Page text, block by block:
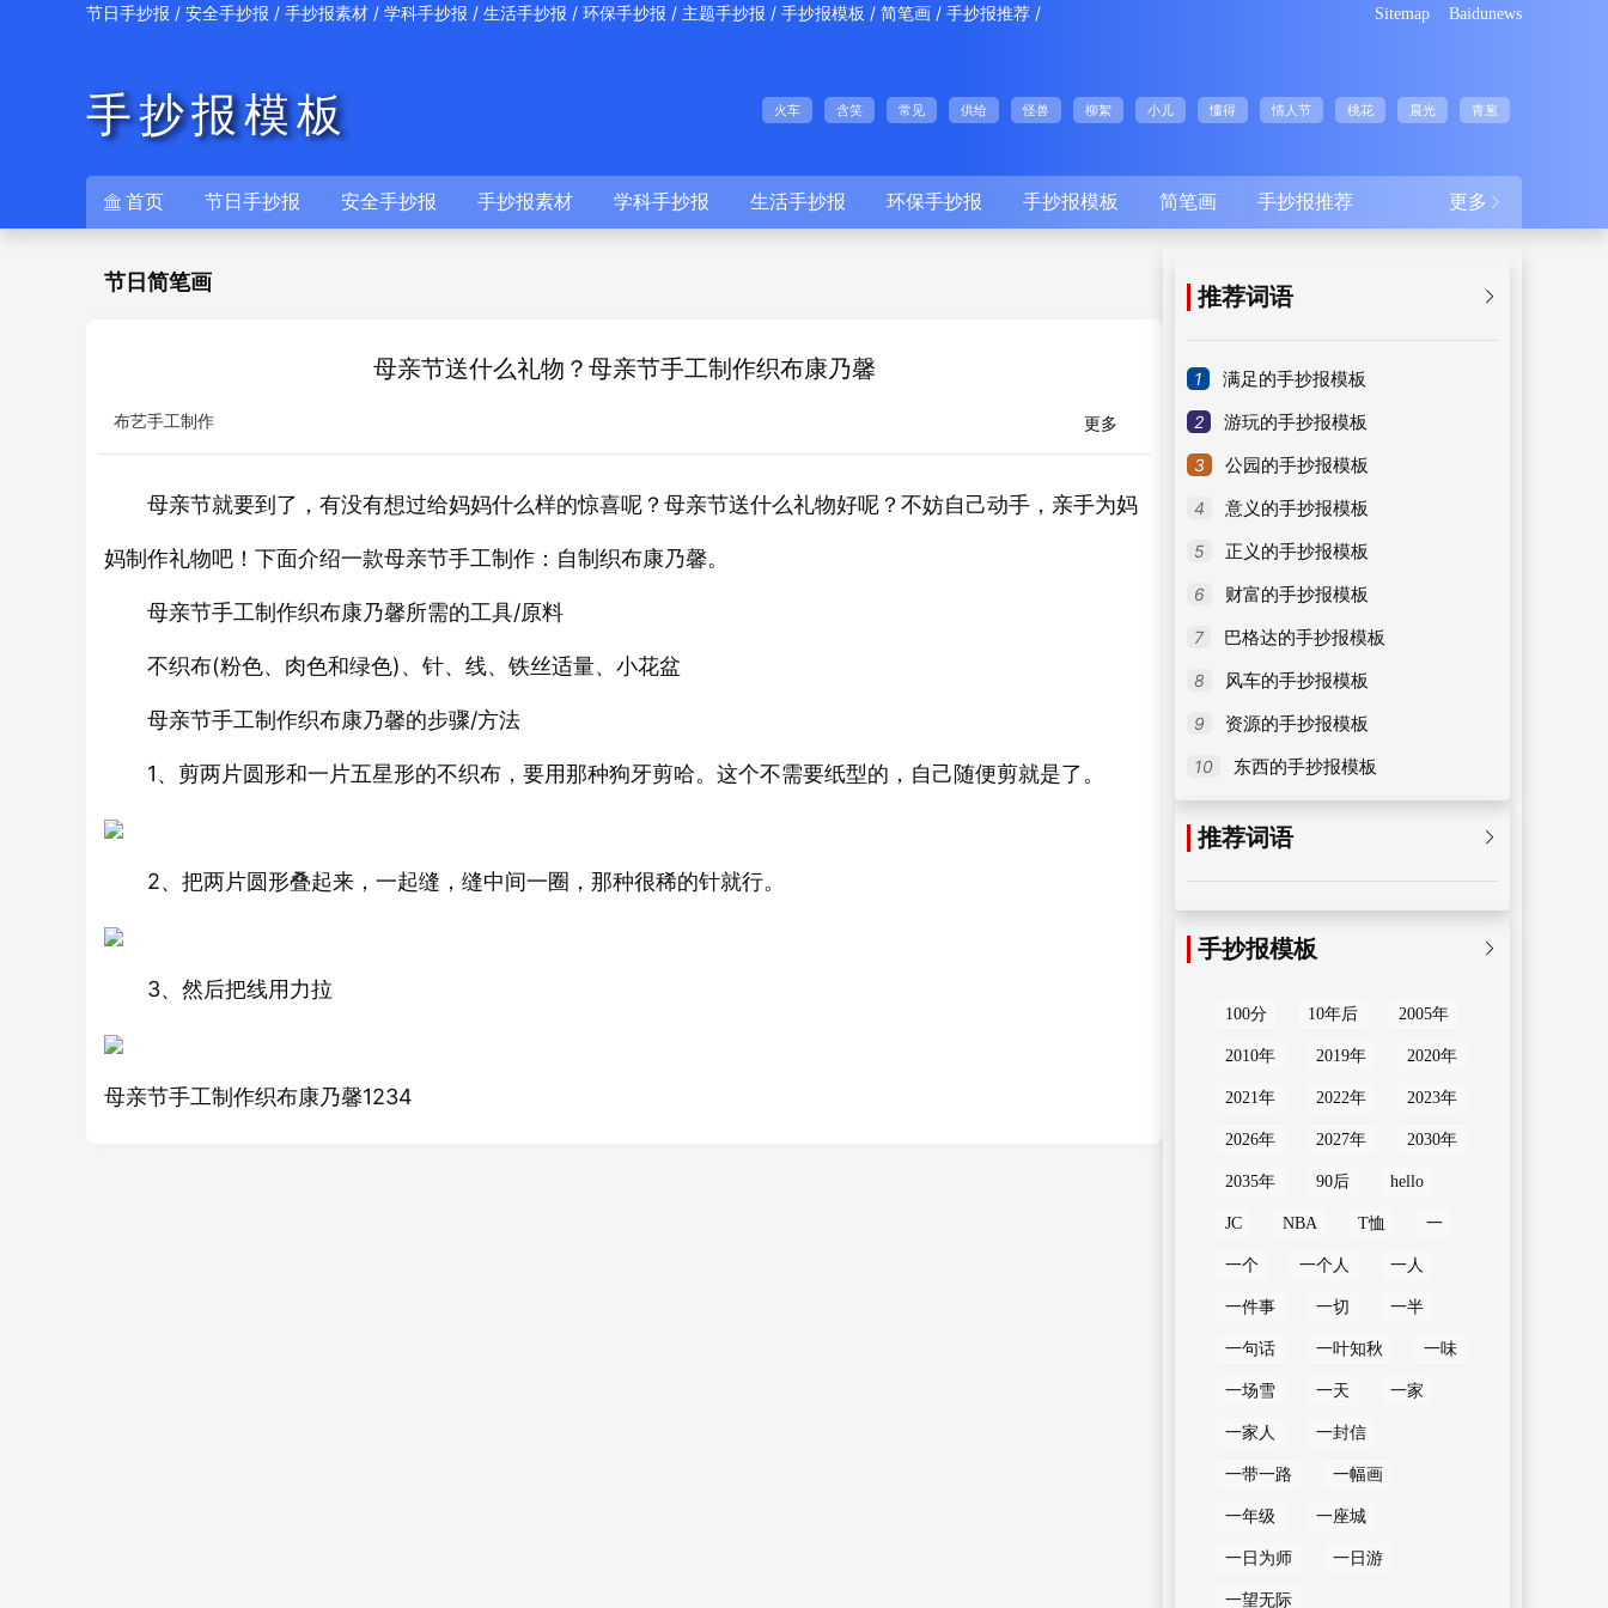
节日手抄报 / 安全手抄报 / 手抄报素材 / 学科手抄报 / 生活手抄报 / 环保手抄报 / 主题手抄报 / 手抄报模板 / 简笔画 / 手抄报推荐 / Sitemap Baidunews
手抄报模板 火车 含笑 常见 供给 怪兽 柳絮 小儿 懂得 情人节 桃花 晨光 青葱
更多 
 首页 节日手抄报 安全手抄报 手抄报素材 学科手抄报 生活手抄报 环保手抄报 手抄报模板 简笔画 手抄报推荐
节日简笔画
母亲节送什么礼物？母亲节手工制作织布康乃馨
更多
布艺手工制作
母亲节就要到了，有没有想过给妈妈什么样的惊喜呢？母亲节送什么礼物好呢？不妨自己动手，亲手为妈
妈制作礼物吧！下面介绍一款母亲节手工制作：自制织布康乃馨。
母亲节手工制作织布康乃馨所需的工具/原料
不织布(粉色、肉色和绿色)、针、线、铁丝适量、小花盆
母亲节手工制作织布康乃馨的步骤/方法
1、剪两片圆形和一片五星形的不织布，要用那种狗牙剪哈。这个不需要纸型的，自己随便剪就是了。
2、把两片圆形叠起来，一起缝，缝中间一圈，那种很稀的针就行。
3、然后把线用力拉
母亲节手工制作织布康乃馨1234

推荐词语
1 满足的手抄报模板
2 游玩的手抄报模板
3 公园的手抄报模板
4 意义的手抄报模板
5 正义的手抄报模板
6 财富的手抄报模板
7 巴格达的手抄报模板
8 风车的手抄报模板
9 资源的手抄报模板
10 东西的手抄报模板

推荐词语

手抄报模板
100分 10年后 2005年
2010年 2019年 2020年
2021年 2022年 2023年
2026年 2027年 2030年
2035年 90后 hello
JC NBA T恤 一
一个 一个人 一人
一件事 一切 一半
一句话 一叶知秋 一味
一场雪 一天 一家
一家人 一封信
一带一路 一幅画
一年级 一座城
一日为师 一日游
一望无际